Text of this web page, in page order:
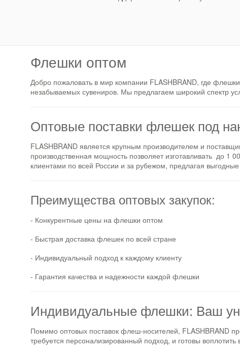
Флешки оптом
Добро пожаловать в мир компании FLASHBRAND, где
незабываемых сувениров. Мы предлагаем широкий спектр
Оптовые поставки флешек под
FLASHBRAND является крупным производителем и
производственная мощность позволяет изготавливать до
клиентами по всей России и за рубежом, предлагая
Преимущества оптовых закупок:
- Конкурентные цены на флешки оптом
- Быстрая доставка флешек по всей стране
- Индивидуальный подход к каждому клиенту
- Гарантия качества и надежности каждой флешки
Индивидуальные флешки: Ваш
Помимо оптовых поставок флеш-носителей, FLASHBRAND
требуется персонализированный подход, и готовы